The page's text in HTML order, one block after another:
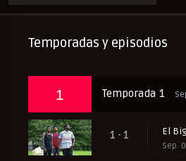
Temporadas y episodios
1 Temporada 1
1 - 1 El
Sep.